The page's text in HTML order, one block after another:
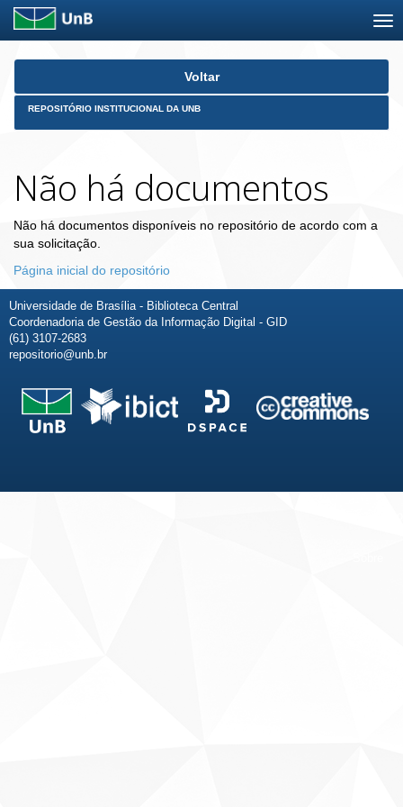
Skip
Voltar
REPOSITÓRIO INSTITUCIONAL DA UNB
Não há documentos
Não há documentos disponíveis no repositório de acordo com a
sua solicitação.
Página inicial do repositório
Universidade de Brasília - Biblioteca Central
Coordenadoria de Gestão da Informação Digital - GID
(61) 3107-2683
repositorio@unb.br